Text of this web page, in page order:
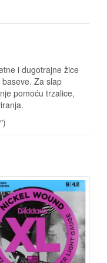
i dugotrajne žice
Za slap
pomoću trzalice,